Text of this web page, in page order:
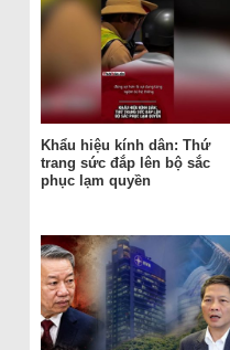
Khẩu hiệu kính dân: Thứ
trang sức đắp lên bộ sắc
phục lạm quyền